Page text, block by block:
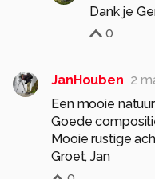
Dank je
0
JanHouben 2
Een mooie
Goede
Mooie rustige
Groet, Jan